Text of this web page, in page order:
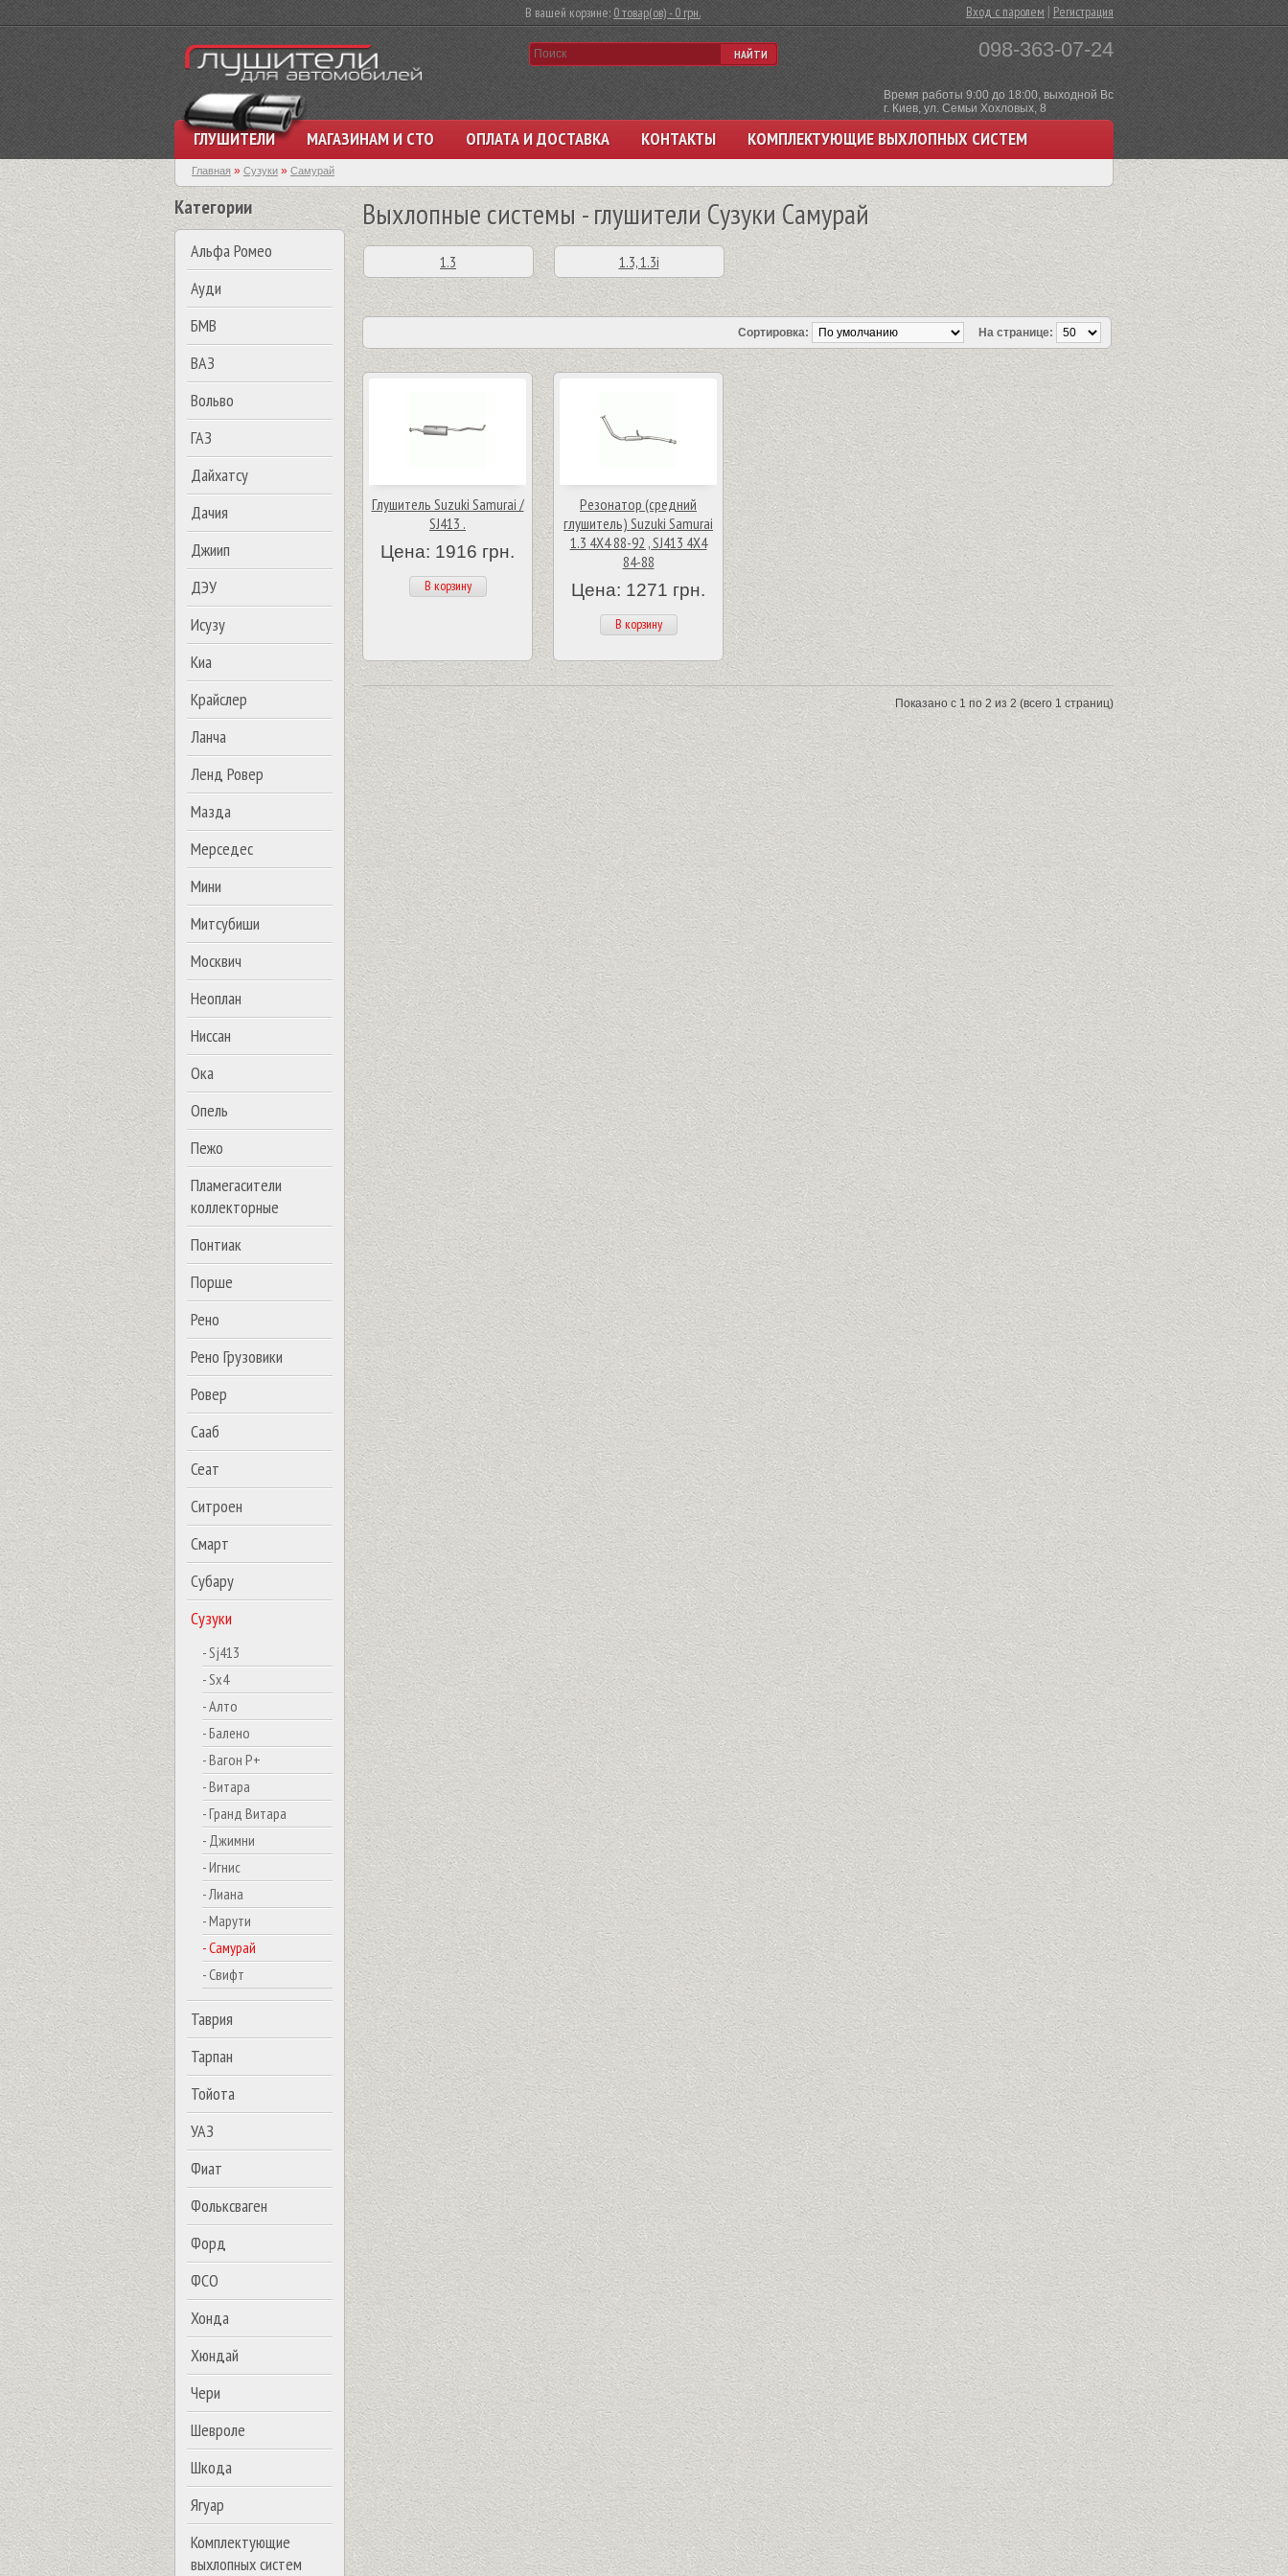
Вход с паролем | Регистрация
В вашей корзине:0 товар(ов) - 0 грн.
098-363-07-24
Время работы 9:00 до 18:00, выходной Вс
г. Киев, ул. Семьи Хохловых, 8
НАЙТИ
ГЛУШИТЕЛИ МАГАЗИНАМ И СТО ОПЛАТА И ДОСТАВКА КОНТАКТЫ КОМПЛЕКТУЮЩИЕ ВЫХЛОПНЫХ СИСТЕМ
Категории
Альфа Ромео
Ауди
БМВ
ВАЗ
Вольво
ГАЗ
Дайхатсу
Дачия
Джиип
ДЭУ
Исузу
Киа
Крайслер
Ланча
Ленд Ровер
Мазда
Мерседес
Мини
Митсубиши
Москвич
Неоплан
Ниссан
Ока
Опель
Пежо
Пламегасители
коллекторные
Понтиак
Порше
Рено
Рено Грузовики
Ровер
Сааб
Сеат
Ситроен
Смарт
Субару
Сузуки
- Sj413
- Sx4
- Алто
- Балено
- Вагон Р+
- Витара
- Гранд Витара
- Джимни
- Игнис
- Лиана
- Марути
- Самурай
- Свифт
Таврия
Тарпан
Тойота
УАЗ
Фиат
Фольксваген
Форд
ФСО
Хонда
Хюндай
Чери
Шевроле
Шкода
Ягуар
Комплектующие
выхлопных систем
Главная » Сузуки » Самурай
Выхлопные системы - глушители Сузуки Самурай
1.3 1.3, 1.3i
На странице:
Сортировка:
Глушитель Suzuki Samurai /
SJ413 .
Цена: 1916 грн.
В корзину
Резонатор (средний
глушитель) Suzuki Samurai
1.3 4X4 88-92 , SJ413 4X4
84-88
Цена: 1271 грн.
В корзину
Показано с 1 по 2 из 2 (всего 1 страниц)